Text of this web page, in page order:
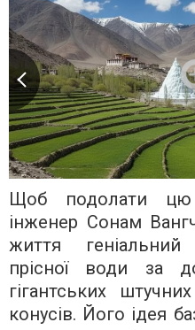
Щоб подолати цю
інженер Сонам
життя
прісної води за
гігантських
конусів. Його ідея